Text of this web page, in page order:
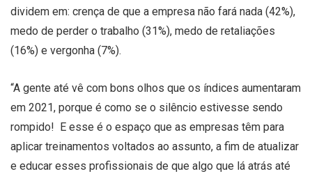
dividem em: crença de que a empresa não fará nada (42%),
medo de perder o trabalho (31%), medo de retaliações
(16%) e vergonha (7%).
“A gente até vê com bons olhos que os índices aumentaram
em 2021, porque é como se o silêncio estivesse sendo
rompido! E esse é o espaço que as empresas têm para
aplicar treinamentos voltados ao assunto, a fim de atualizar
e educar esses profissionais de que algo que lá atrás até